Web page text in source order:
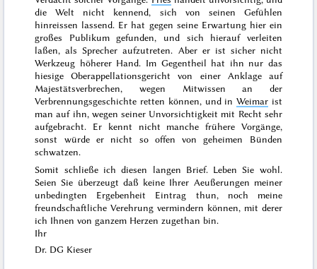
die Welt nicht kennend, sich von seinen Gefühlen
hinreissen lassend. Er hat gegen seine Erwartung hier ein
großes Publikum gefunden, und sich hierauf verleiten
laßen, als Sprecher aufzutreten. Aber er ist sicher nicht
Werkzeug höherer Hand. Im Gegentheil hat ihn nur das
hiesige Oberappellationsgericht von einer Anklage auf
Majestätsverbrechen, wegen Mitwissen an der
Verbrennungsgeschichte retten können, und in Weimar ist
man auf ihn, wegen seiner Unvorsichtigkeit mit Recht sehr
aufgebracht. Er kennt nicht manche frühere Vorgänge,
sonst würde er nicht so offen von geheimen Bünden
schwatzen.
Somit schließe ich diesen langen Brief. Leben Sie wohl.
Seien Sie überzeugt daß keine Ihrer Aeußerungen meiner
unbedingten Ergebenheit Eintrag thun, noch meine
freundschaftliche Verehrung vermindern können, mit derer
ich Ihnen von ganzem Herzen zugethan bin.
Ihr
Dr. DG Kieser